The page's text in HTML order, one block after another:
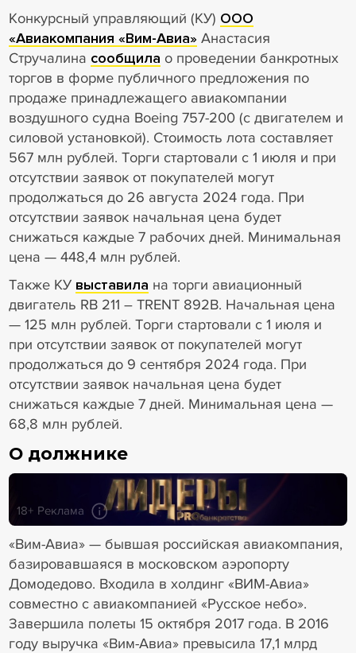
Конкурсный управляющий (КУ) ООО
«Авиакомпания «Вим-Авиа» Анастасия
Стручалина сообщила о проведении банкротных
торгов в форме публичного предложения по
продаже принадлежащего авиакомпании
воздушного судна Boeing 757-200 (с двигателем и
силовой установкой). Стоимость лота составляет
567 млн рублей. Торги стартовали с 1 июля и при
отсутствии заявок от покупателей могут
продолжаться до 26 августа 2024 года. При
отсутствии заявок начальная цена будет
снижаться каждые 7 рабочих дней. Минимальная
цена — 448,4 млн рублей.
Также КУ выставила на торги авиационный
двигатель RB 211 – TRENT 892B. Начальная цена
— 125 млн рублей. Торги стартовали с 1 июля и
при отсутствии заявок от покупателей могут
продолжаться до 9 сентября 2024 года. При
отсутствии заявок начальная цена будет
снижаться каждые 7 дней. Минимальная цена —
68,8 млн рублей.
О должнике
18+ Реклама
«Вим-Авиа» — бывшая российская авиакомпания,
базировавшаяся в московском аэропорту
Домодедово. Входила в холдинг «ВИМ-Авиа»
совместно с авиакомпанией «Русское небо».
Завершила полеты 15 октября 2017 года. В 2016
году выручка «Вим-Авиа» превысила 17,1 млрд